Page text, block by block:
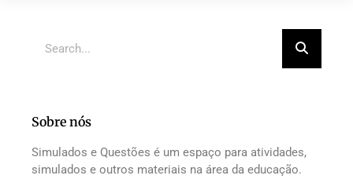
Sobre nós
Simulados e Questões é um espaço para atividades,
simulados e outros materiais na área da educação.